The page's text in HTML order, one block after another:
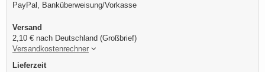
PayPal, Banküberweisung/Vorkasse
Versand
2,10 € nach Deutschland (Großbrief)
Versandkostenrechner
Lieferzeit